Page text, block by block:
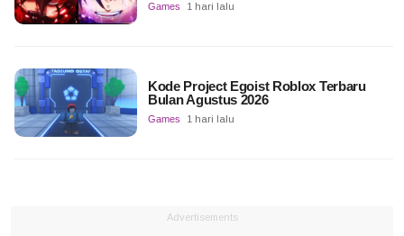
Games 1 hari lalu
Kode Project Egoist Roblox Terbaru
Bulan Agustus 2026
Games 1 hari lalu
Advertisements